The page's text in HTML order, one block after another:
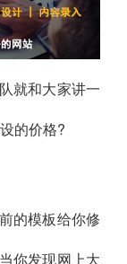
就和大家讲一
的价格?
的模板给你修
你发现网上大